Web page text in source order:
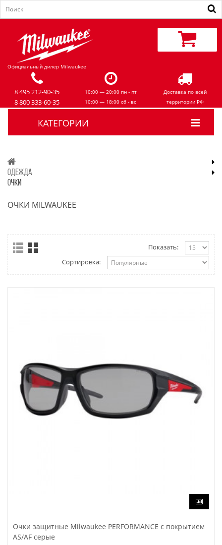
Официальный дилер Milwaukee
8 495 212-90-35
8 800 333-60-35
10:00 — 20:00 пн - пт
10:00 — 18:00 сб - вс
Доставка по всей
территории РФ
КАТЕГОРИИ
ОДЕЖДА
ОЧКИ
ОЧКИ MILWAUKEE
Показать:
Сортировка:
Очки защитные Milwaukee PERFORMANCE с покрытием
AS/AF серые